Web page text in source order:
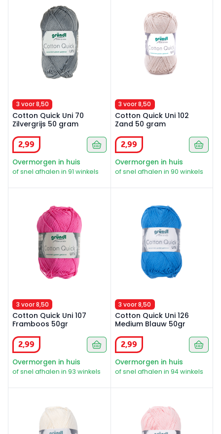
3 voor 8,50
Cotton Quick Uni 70
Zilvergrijs 50 gram
2,99
Overmorgen in huis
of snel afhalen in 91 winkels
3 voor 8,50
Cotton Quick Uni 102
Zand 50 gram
2,99
Overmorgen in huis
of snel afhalen in 90 winkels
3 voor 8,50
Cotton Quick Uni 107
Framboos 50gr
2,99
Overmorgen in huis
of snel afhalen in 93 winkels
3 voor 8,50
Cotton Quick Uni 126
Medium Blauw 50gr
2,99
Overmorgen in huis
of snel afhalen in 94 winkels